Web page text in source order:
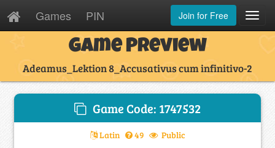
Games PIN Join for Free
Game Preview
Adeamus_Lektion 8_Accusativus cum infinitivo-2
Game Code: 1747532
Latin 49 Public